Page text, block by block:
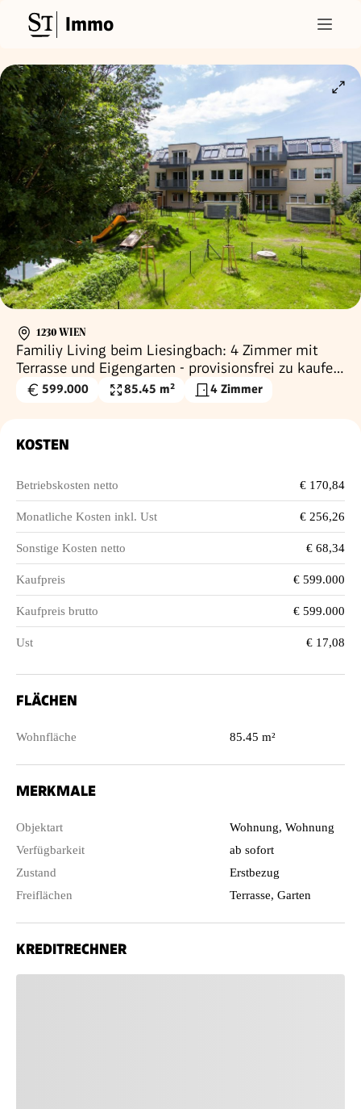
Immo
1230 WIEN
Familiy Living beim Liesingbach: 4 Zimmer mit
Terrasse und Eigengarten - provisionsfrei zu kaufen
in 1230 Wien
Kaufpreis
599.000
Wohnfläche
85.45 m² 4 Zimmer
KOSTEN
Betriebskosten netto € 170,84
Monatliche Kosten inkl. Ust € 256,26
Sonstige Kosten netto € 68,34
Kaufpreis € 599.000
Kaufpreis brutto € 599.000
Ust € 17,08
FLÄCHEN
Wohnfläche 85.45 m²
MERKMALE
Objektart
Wohnung, Wohnung
Verfügbarkeit
ab sofort
Zustand
Erstbezug
Freiflächen
Terrasse, Garten
KREDITRECHNER